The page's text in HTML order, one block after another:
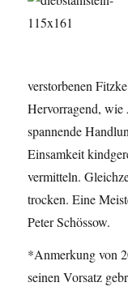
verstorbenen
Hervorragend, wie
spannende
Einsamkeit
vermitteln.
trocken. Eine
Peter Schössow.
*Anmerkung von
seinen Vorsatz